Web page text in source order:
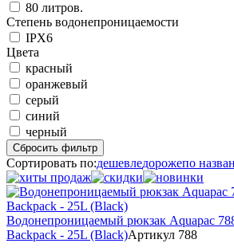
80 литров.
Степень водонепроницаемости
IPX6
Цвета
красный
оранжевый
серый
синий
черный
Сбросить фильтр
Сортировать по:дешевледорожепо
Водонепроницаемый рюкзак Aquapac
Backpack - 25L (Black)Артикул 788